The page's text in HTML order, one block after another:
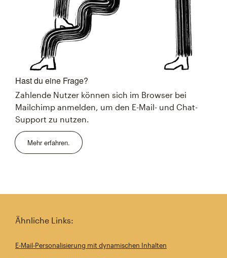
Hast du eine Frage?
Zahlende Nutzer können sich im Browser bei
Mailchimp anmelden, um den E-Mail- und Chat-
Support zu nutzen.
Mehr erfahren.
Ähnliche Links:
E-Mail-Personalisierung mit dynamischen Inhalten